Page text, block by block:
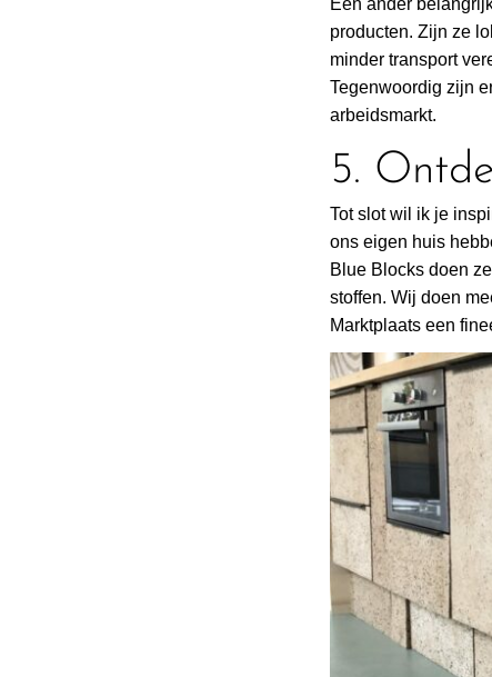
Een ander
producten. Zijn ze
minder transport
Tegenwoordig zijn
arbeidsmarkt.
5.
Tot slot wil ik je
ons eigen huis
Blue Blocks doen
stoffen. Wij doen
Marktplaats een